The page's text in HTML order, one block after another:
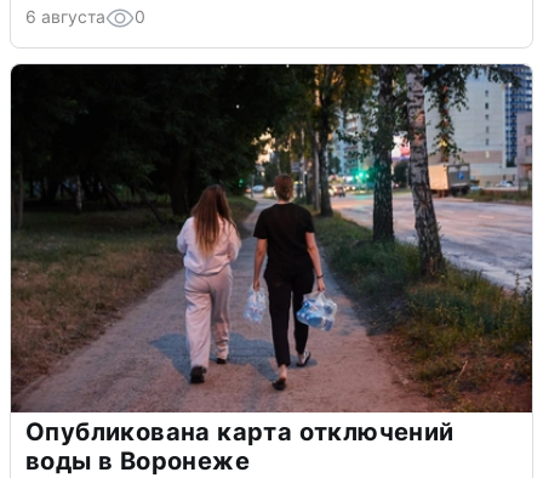
6 августа 0
Опубликована карта отключений
воды в Воронеже